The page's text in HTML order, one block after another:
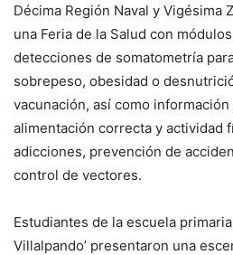
Décima Región Naval y Vigésima
una Feria de la Salud con
detecciones de somatometría
sobrepeso, obesidad o
vacunación, así como
alimentación correcta y actividad
adicciones, prevención de
control de vectores.
Estudiantes de la escuela
Villalpando’ presentaron una